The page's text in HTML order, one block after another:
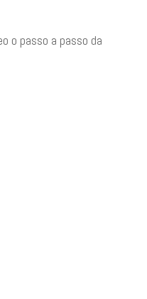
o passo a passo da